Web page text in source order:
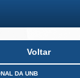
Voltar
DA UNB